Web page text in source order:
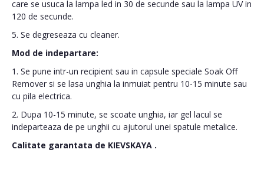
care se usuca la lampa led in 30 de secunde sau la lampa UV in
120 de secunde.
5. Se degreseaza cu cleaner.
Mod de indepartare:
1. Se pune intr-un recipient sau in capsule speciale Soak Off
Remover si se lasa unghia la inmuiat pentru 10-15 minute sau
cu pila electrica.
2. Dupa 10-15 minute, se scoate unghia, iar gel lacul se
indeparteaza de pe unghii cu ajutorul unei spatule metalice.
Calitate garantata de KIEVSKAYA .